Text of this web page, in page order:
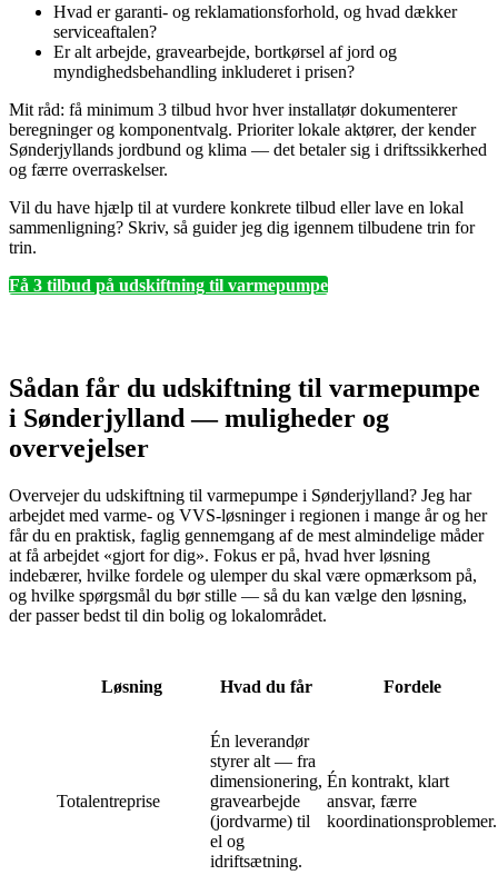
Hvad er garanti- og reklamationsforhold, og hvad dækker
serviceaftalen?
Er alt arbejde, gravearbejde, bortkørsel af jord og
myndighedsbehandling inkluderet i prisen?
Mit råd: få minimum 3 tilbud hvor hver installatør dokumenterer
beregninger og komponentvalg. Prioriter lokale aktører, der kender
Sønderjyllands jordbund og klima — det betaler sig i driftssikkerhed
og færre overraskelser.
Vil du have hjælp til at vurdere konkrete tilbud eller lave en lokal
sammenligning? Skriv, så guider jeg dig igennem tilbudene trin for
trin.
Få 3 tilbud på udskiftning til varmepumpe
Sådan får du udskiftning til varmepumpe
i Sønderjylland — muligheder og
overvejelser
Overvejer du udskiftning til varmepumpe i Sønderjylland? Jeg har
arbejdet med varme- og VVS-løsninger i regionen i mange år og her
får du en praktisk, faglig gennemgang af de mest almindelige måder
at få arbejdet «gjort for dig». Fokus er på, hvad hver løsning
indebærer, hvilke fordele og ulemper du skal være opmærksom på,
og hvilke spørgsmål du bør stille — så du kan vælge den løsning,
der passer bedst til din bolig og lokalområdet.
Løsning Hvad du får Fordele
Totalentreprise
Én leverandør
styrer alt — fra
dimensionering,
gravearbejde
(jordvarme) til
el og
idriftsætning.
Én kontrakt, klart
ansvar, færre
koordinationsproblemer.